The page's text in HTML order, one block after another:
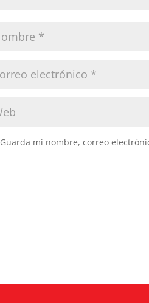
Guarda mi nombre, correo